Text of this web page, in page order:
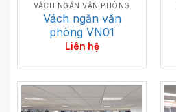
VÁCH NGĂN VĂN PHÒNG
Vách ngăn văn
phòng VN01
Liên hệ